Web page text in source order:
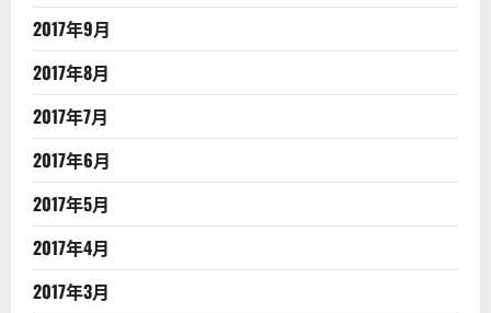
2017年9月
2017年8月
2017年7月
2017年6月
2017年5月
2017年4月
2017年3月